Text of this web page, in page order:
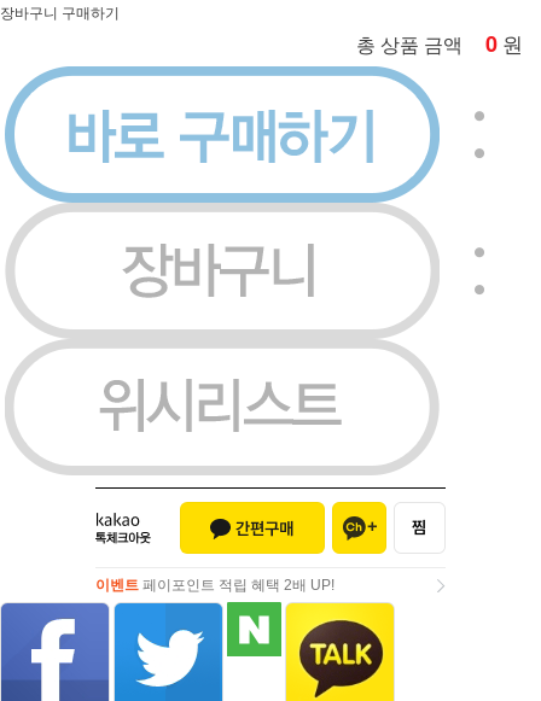
총 상품 금액 0 원
장바구니 구매하기
이벤트 페이포인트 적립 혜택 2배 UP!
페이포인트 적립 혜택 2배 UP!